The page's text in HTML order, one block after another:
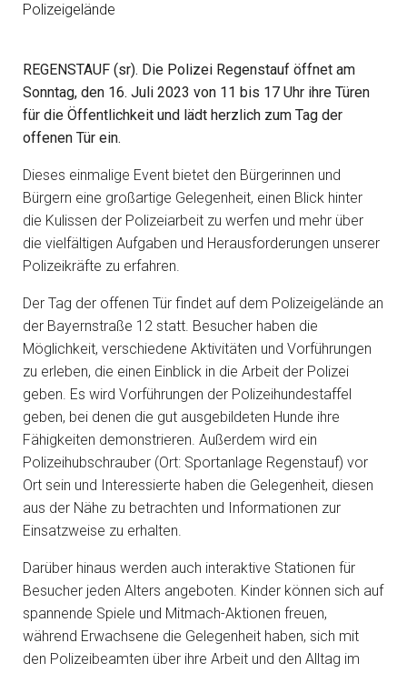
Polizeigelände
REGENSTAUF (sr). Die Polizei Regenstauf öffnet am
Sonntag, den 16. Juli 2023 von 11 bis 17 Uhr ihre Türen
für die Öffentlichkeit und lädt herzlich zum Tag der
offenen Tür ein.
Dieses einmalige Event bietet den Bürgerinnen und
Bürgern eine großartige Gelegenheit, einen Blick hinter
die Kulissen der Polizeiarbeit zu werfen und mehr über
die vielfältigen Aufgaben und Herausforderungen unserer
Polizeikräfte zu erfahren.
Der Tag der offenen Tür findet auf dem Polizeigelände an
der Bayernstraße 12 statt. Besucher haben die
Möglichkeit, verschiedene Aktivitäten und Vorführungen
zu erleben, die einen Einblick in die Arbeit der Polizei
geben. Es wird Vorführungen der Polizeihundestaffel
geben, bei denen die gut ausgebildeten Hunde ihre
Fähigkeiten demonstrieren. Außerdem wird ein
Polizeihubschrauber (Ort: Sportanlage Regenstauf) vor
Ort sein und Interessierte haben die Gelegenheit, diesen
aus der Nähe zu betrachten und Informationen zur
Einsatzweise zu erhalten.
Darüber hinaus werden auch interaktive Stationen für
Besucher jeden Alters angeboten. Kinder können sich auf
spannende Spiele und Mitmach-Aktionen freuen,
während Erwachsene die Gelegenheit haben, sich mit
den Polizeibeamten über ihre Arbeit und den Alltag im